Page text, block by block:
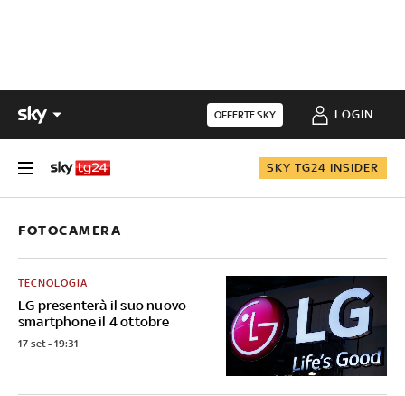
OFFERTE SKY LOGIN
SKY TG24 INSIDER
FOTOCAMERA
LG presenterà il suo nuovo
smartphone il 4 ottobre
TECNOLOGIA
17 set - 19:31